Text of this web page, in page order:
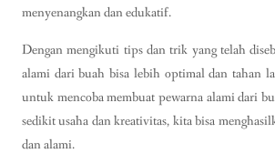
menyenangkan dan edukatif.
Dengan mengikuti tips dan trik yang telah
alami dari buah bisa lebih optimal dan tahan
untuk mencoba membuat pewarna alami dari
sedikit usaha dan kreativitas, kita bisa
dan alami.